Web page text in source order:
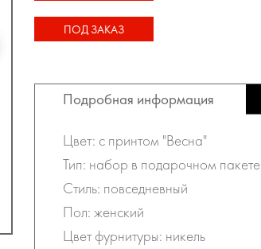
ПОД ЗАКАЗ
Подробная информация
Цвет: с принтом "Весна"
Тип: набор в подарочном пакете
Стиль: повседневный
Пол: женский
Цвет фурнитуры: никель